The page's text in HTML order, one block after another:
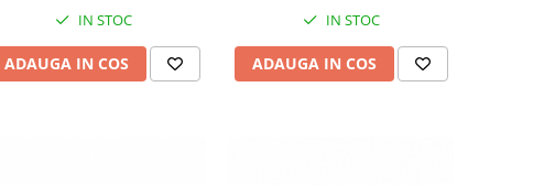
IN STOC
ADAUGA IN COS
IN STOC
ADAUGA IN COS